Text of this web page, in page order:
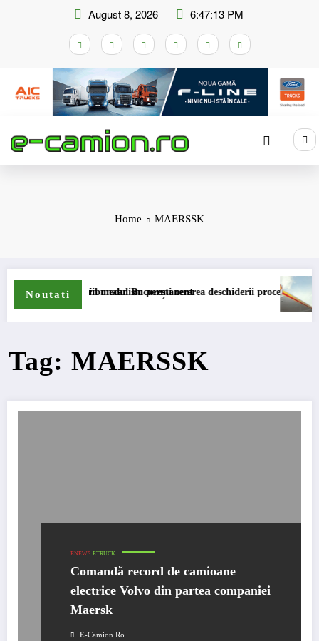
August 8, 2026 6:47:13 PM
Home MAERSSK
Noutati
a accizei în mecanism permanent
a depus la Tribunalul București cererea deschiderii procedurii deDKV
Tag: MAERSSK
ENEWS ETRUCK
Comandă record de camioane
electrice Volvo din partea companiei
Maersk
E-Camion.ro